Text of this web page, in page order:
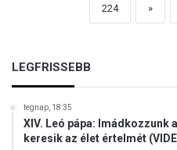
224 »
LEGFRISSEBB
tegnap, 18:35
XIV. Leó pápa: Imádkozzunk
keresik az élet értelmét